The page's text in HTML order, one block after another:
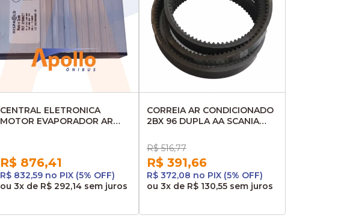
CENTRAL ELETRONICA
MOTOR EVAPORADOR AR
R$ 876,41
R$ 832,59 no PIX (5% OFF)
ou 3x de R$ 292,14 sem juros
CORREIA AR CONDICIONADO
2BX 96 DUPLA AA SCANIA
R$ 516,77
R$ 391,66
R$ 372,08 no PIX (5% OFF)
ou 3x de R$ 130,55 sem juros